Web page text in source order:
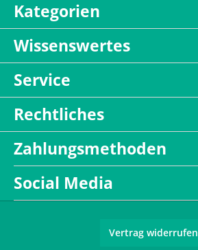
Kategorien
Wissenswertes
Service
Rechtliches
Zahlungsmethoden
Social Media
Vertrag widerrufen